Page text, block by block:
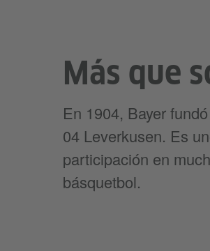
Más que
En 1904, Bayer
04 Leverkusen. Es
participación en
básquetbol.